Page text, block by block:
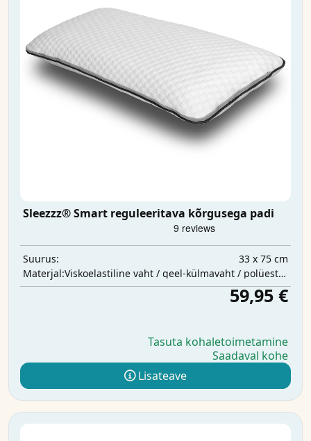
Sleezzz® Smart reguleeritava kõrgusega padi
Suurus:
33 x 75 cm
Materjal:
Viskoelastiline vaht / geel-külmavaht / polüestervatt
59,95 €
Tasuta kohaletoimetamine
Saadaval kohe
Lisateave